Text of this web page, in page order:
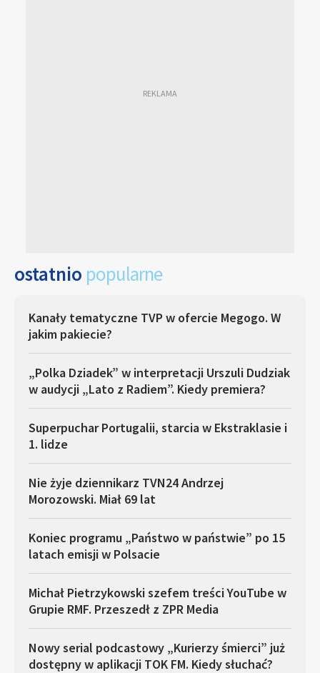
ostatnio popularne
Kanały tematyczne TVP w ofercie Megogo. W
jakim pakiecie?
„Polka Dziadek” w interpretacji Urszuli Dudziak
w audycji „Lato z Radiem”. Kiedy premiera?
Superpuchar Portugalii, starcia w Ekstraklasie i
1. lidze
Nie żyje dziennikarz TVN24 Andrzej
Morozowski. Miał 69 lat
Koniec programu „Państwo w państwie” po 15
latach emisji w Polsacie
Michał Pietrzykowski szefem treści YouTube w
Grupie RMF. Przeszedł z ZPR Media
Nowy serial podcastowy „Kurierzy śmierci” już
dostępny w aplikacji TOK FM. Kiedy słuchać?